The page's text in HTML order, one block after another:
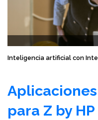
Inteligencia artificial con
para Z by